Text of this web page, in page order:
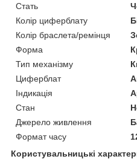
Стать
Колір циферблату
Колір браслета/ремінця
Форма
Тип механізму
Циферблат
Індикація
Стан
Джерело живлення
Формат часу
Користувальницькі